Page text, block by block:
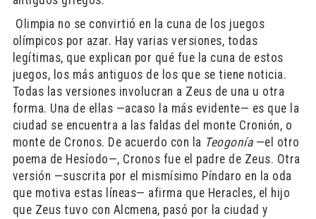
​ Olimpia no se convirtió en la cuna de los juegos
olímpicos por azar. Hay varias versiones, todas
legítimas, que explican por qué fue la cuna de estos
juegos, los más antiguos de los que se tiene noticia.
Todas las versiones involucran a Zeus de una u otra
forma. Una de ellas —acaso la más evidente— es que la
ciudad se encuentra a las faldas del monte Cronión, o
monte de Cronos. De acuerdo con la Teogonía—el otro
poema de Hesíodo—, Cronos fue el padre de Zeus. Otra
versión —suscrita por el mismísimo Píndaro en la oda
que motiva estas líneas— afirma que Heracles, el hijo
que Zeus tuvo con Alcmena, pasó por la ciudad y